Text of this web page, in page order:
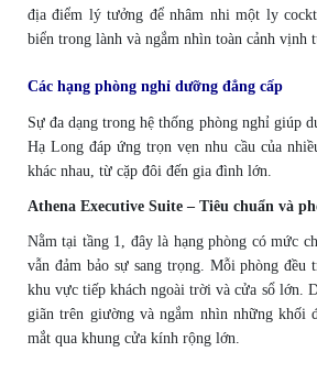
địa điểm lý tưởng để nhâm nhi một ly
biển trong lành và ngắm nhìn toàn cảnh vịnh
Các hạng phòng nghỉ dưỡng đẳng cấp
Sự đa dạng trong hệ thống phòng nghỉ giúp
Hạ Long đáp ứng trọn vẹn nhu cầu của
khác nhau, từ cặp đôi đến gia đình lớn.
Athena Executive Suite – Tiêu chuẩn và
Nằm tại tầng 1, đây là hạng phòng có mức
vẫn đảm bảo sự sang trọng. Mỗi phòng đều
khu vực tiếp khách ngoài trời và cửa sổ lớn.
giãn trên giường và ngắm nhìn những khối
mắt qua khung cửa kính rộng lớn.